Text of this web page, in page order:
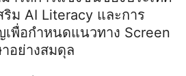
ริม AI Literacy และการ
พื่อกำหนดแนวทาง Screen
อย่างสมดุล